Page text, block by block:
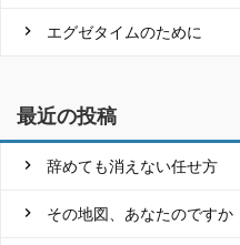
エグゼタイムのために
最近の投稿
辞めても消えない任せ方
その地図、あなたのですか